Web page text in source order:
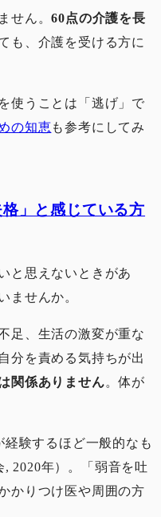
せん。60点の介護を長
も、介護を受ける方に
使うことは「逃げ」で
の知恵も参考にしてみ
」と感じている方
と思えないときがあ
ませんか。
足、生活の激変が重な
分を責める気持ちが出
関係ありません。体が
験するほど一般的なも
2020年）。「弱音を吐
かりつけ医や周囲の方